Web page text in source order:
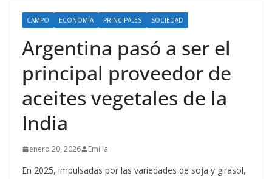
CAMPO ECONOMÍA PRINCIPALES SOCIEDAD
Argentina pasó a ser el
principal proveedor de
aceites vegetales de la
India
enero 20, 2026 Emilia
En 2025, impulsadas por las variedades de soja y girasol,